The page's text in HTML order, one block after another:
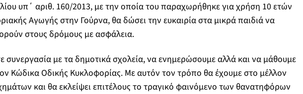
υπ΄ αριθ. 160/2013, με την οποία του παραχωρήθηκε για χρήση 10 ετών
Αγωγής στην Γούρνα, θα δώσει την ευκαιρία στα μικρά παιδιά να
στους δρόμους με ασφάλεια.
συνεργασία με τα δημοτικά σχολεία, να ενημερώσουμε αλλά και να μάθουμε
Κώδικα Οδικής Κυκλοφορίας. Με αυτόν τον τρόπο θα έχουμε στο μέλλον
και θα εκλείψει επιτέλους το τραγικό φαινόμενο των θανατηφόρων